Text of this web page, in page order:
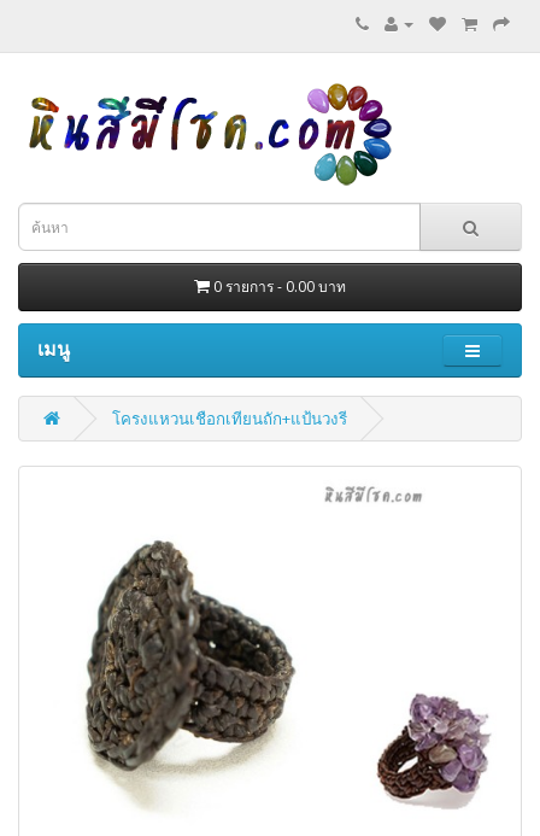
0 รายการ - 0.00 บาท
เมนู
โครงแหวนเชือกเทียนถัก+แป้นวงรี